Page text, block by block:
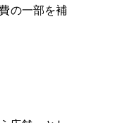
の一部を補